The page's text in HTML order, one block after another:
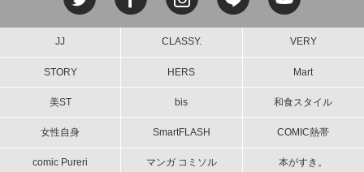
JJ CLASSY. VERY
STORY HERS Mart
美ST bis 和食スタイル
女性自身 SmartFLASH COMIC熱帯
comic Pureri マンガ コミソル 本がすき。